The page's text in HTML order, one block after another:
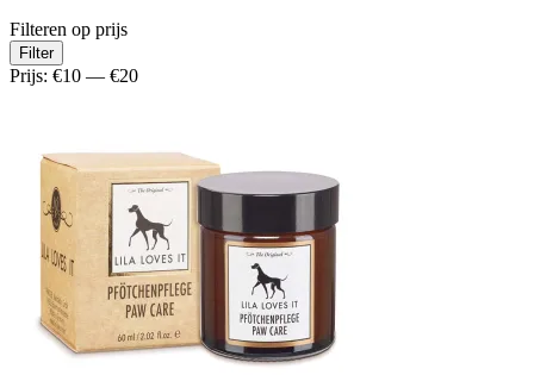
Filteren op prijs
Min.
prijs
Max.
prijs
Filter
Prijs: €10 — €20